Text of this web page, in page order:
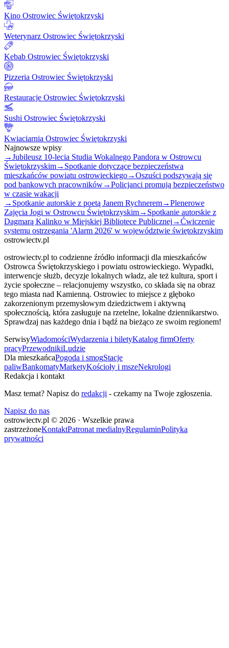
Kino Ostrowiec Świętokrzyski
Weterynarz Ostrowiec Świętokrzyski
Kebab Ostrowiec Świętokrzyski
Pizzeria Ostrowiec Świętokrzyski
Restauracje Ostrowiec Świętokrzyski
Sushi Ostrowiec Świętokrzyski
Kwiaciarnia Ostrowiec Świętokrzyski
Najnowsze wpisy
→Jubileusz 10-lecia Studia Wokalnego Pandora w Ostrowcu
Świętokrzyskim→ Spotkanie dotyczące bezpieczeństwa
mieszkańców powiatu ostrowieckiego→Oszuści podszywają się
pod bankowych pracowników→Policjanci promują bezpieczeństwo
w czasie wakacji
→ Spotkanie autorskie z poetą Janem Rychnerem→Plenerowe
Zajęcia Jogi w Ostrowcu Świętokrzyskim→ Spotkanie autorskie z
Dagmarą Kalinko w Miejskiej Bibliotece Publicznej →Ćwiczenie
systemu ostrzegania 'Alarm 2026' w województwie świętokrzyskim
ostrowiectv.pl
ostrowiectv.pl to codzienne źródło informacji dla mieszkańców
Ostrowca Świętokrzyskiego i powiatu ostrowieckiego. Wypadki,
interwencje służb, decyzje lokalnych władz, ale też kultura, sport i
życie społeczne – relacjonujemy wszystko, co składa się na obraz
tego miasta nad Kamienną. Ostrowiec to miejsce z głęboko
zakorzenionym przemysłowym dziedzictwem i aktywną
społecznością, która zasługuje na rzetelne, lokalne dziennikarstwo.
Sprawdzaj nas każdego dnia i bądź na bieżąco ze swoim regionem!
SerwisyWiadomościWydarzenia i biletyKatalog firmOferty
pracyPrzewodnikiLudzie
Dla mieszkańcaPogoda i smogStacje
paliwBankomatyMarketyKościoły i mszeNekrologi
Redakcja i kontakt
Masz temat? Napisz do redakcji - czekamy na Twoje zgłoszenia.
Napisz do nas
ostrowiectv.pl © 2026 · Wszelkie prawa
zastrzeżoneKontaktPatronat medialnyRegulaminPolityka
prywatności